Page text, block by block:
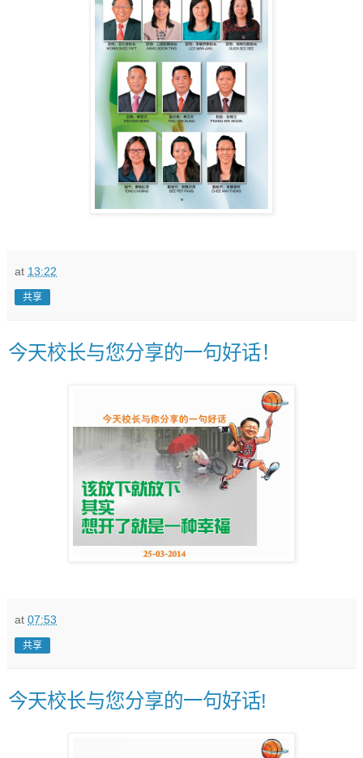
at 13:22
共享
今天校长与您分享的一句好话！
at 07:53
共享
今天校长与您分享的一句好话!